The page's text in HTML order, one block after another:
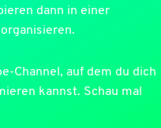
dann in einer
Channel, auf dem du dich
kannst. Schau mal